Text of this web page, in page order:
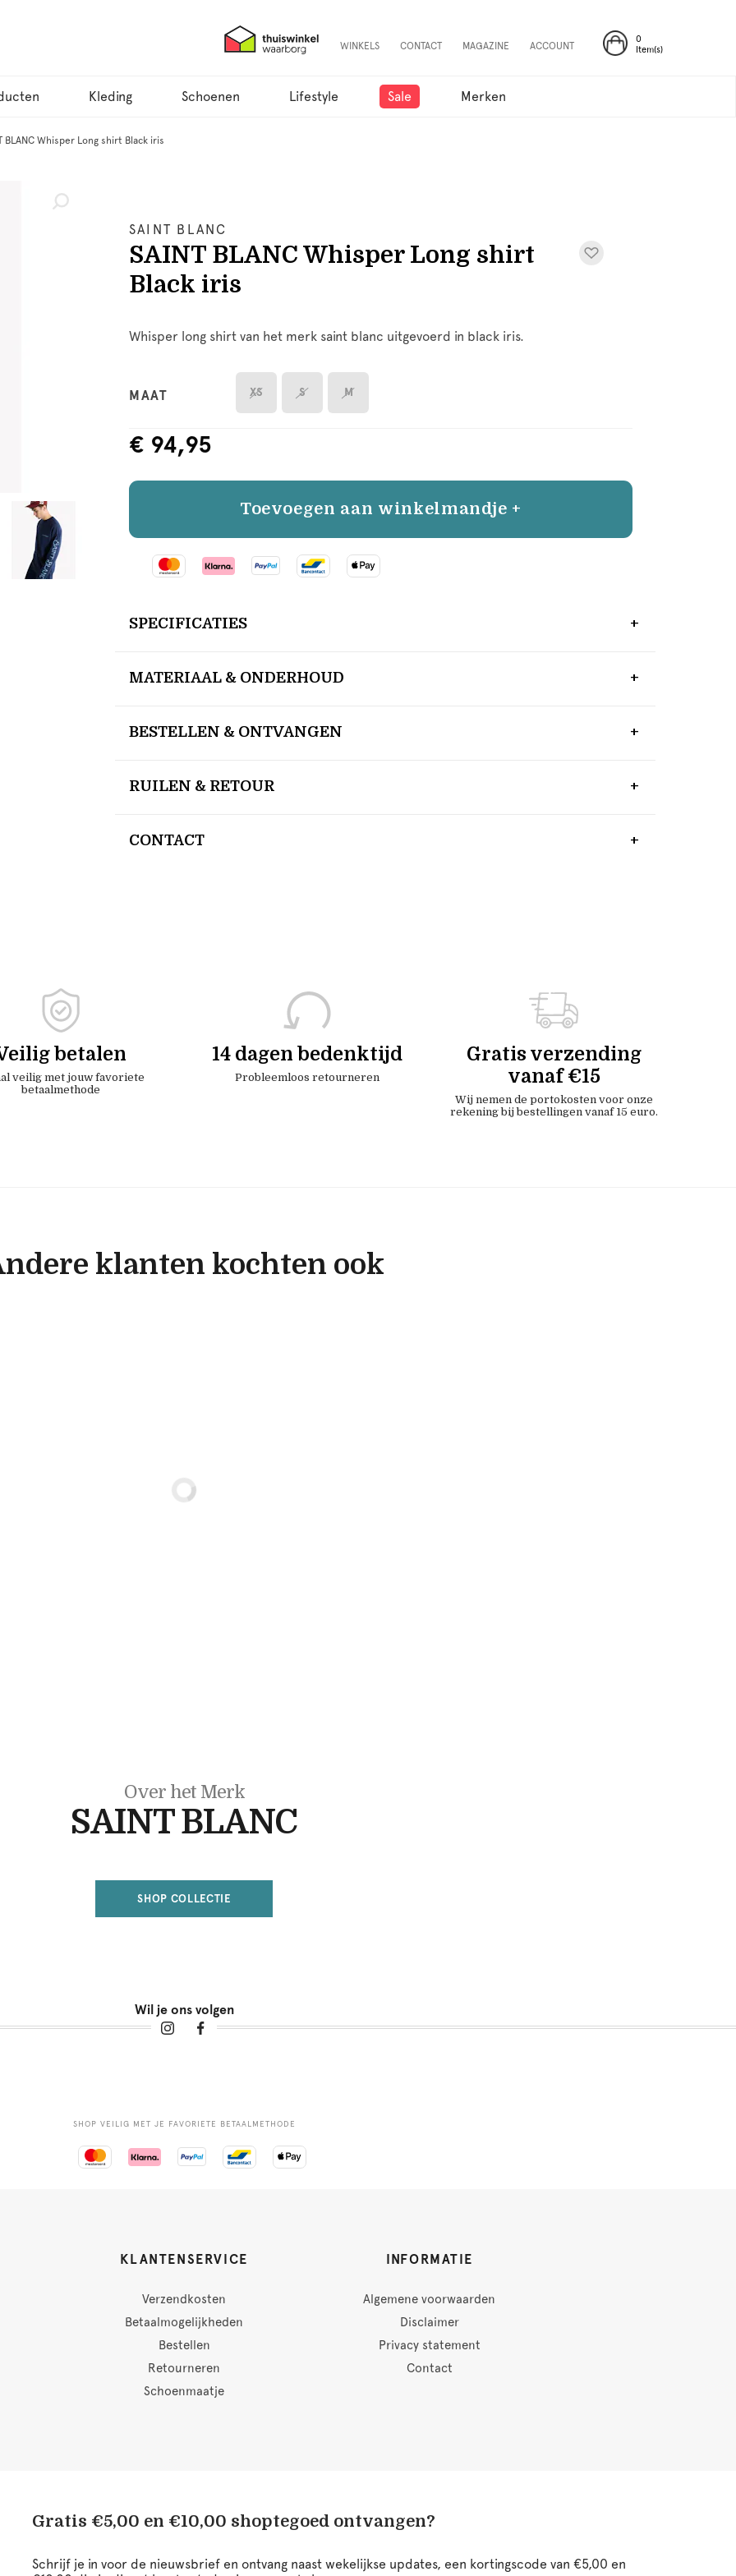
0
Item(s)
WINKELS CONTACT MAGAZINE ACCOUNT
Kleding Schoenen Lifestyle Sale Merken
BLANC Whisper Long shirt Black iris
SAINT BLANC
SAINT BLANC Whisper Long shirt
Black iris
Whisper long shirt van het merk saint blanc uitgevoerd in black iris.
MAAT XS S M
€ 94,95
Toevoegen aan winkelmandje +
SPECIFICATIES
MATERIAAL & ONDERHOUD
BESTELLEN & ONTVANGEN
RUILEN & RETOUR
CONTACT
betalen
veilig met jouw favoriete
betaalmethode
14 dagen bedenktijd
Probleemloos retourneren
Gratis verzending
vanaf €15
Wij nemen de portokosten voor onze
rekening bij bestellingen vanaf 15 euro.
klanten kochten ook
Over het Merk
SAINT BLANC
SHOP COLLECTIE
Wil je ons volgen
SHOP VEILIG MET JE FAVORIETE BETAALMETHODE
KLANTENSERVICE
Verzendkosten
Betaalmogelijkheden
Bestellen
Retourneren
Schoenmaatje
INFORMATIE
Algemene voorwaarden
Disclaimer
Privacy statement
Contact
Gratis €5,00 en €10,00 shoptegoed ontvangen?
Schrijf je in voor de nieuwsbrief en ontvang naast wekelijkse updates, een kortingscode van €5,00 en